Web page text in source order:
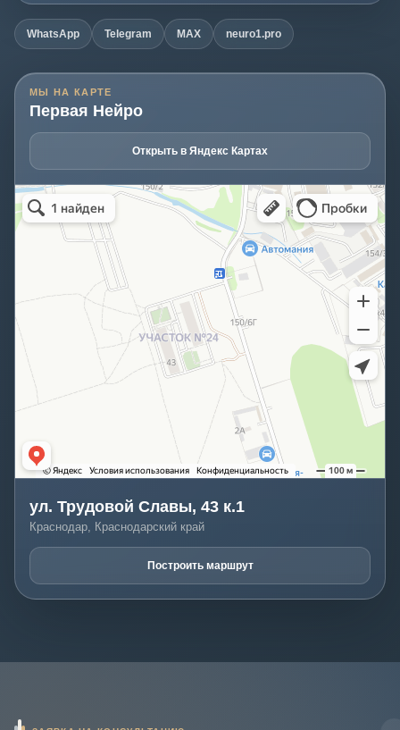
WhatsApp Telegram MAX neuro1.pro
МЫ НА КАРТЕ
Первая Нейро
Открыть в Яндекс Картах
ул. Трудовой Славы, 43 к.1
Краснодар, Краснодарский край
Построить маршрут